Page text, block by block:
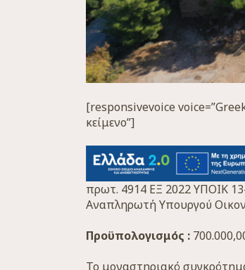
[responsivevoice
κείμενο”]
πρωτ. 4914 ΕΞ 2022 ΥΠΟΙΚ
Αναπληρωτή Υπουργού
Προϋπολογισμός :
Το μοναστηριακό